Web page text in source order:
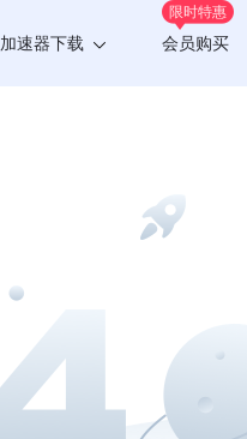
加速器下载
Chrome插件
限时特惠
会员购买